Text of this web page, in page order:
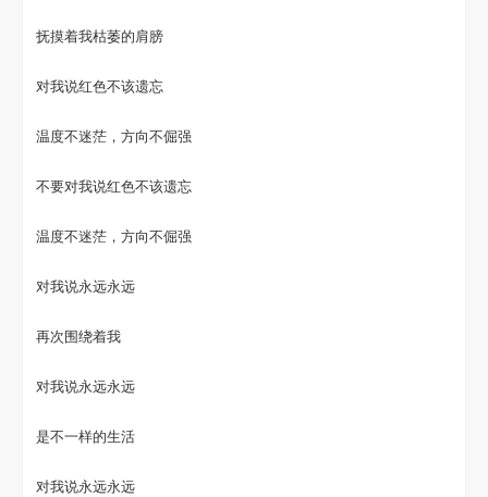
抚摸着我枯萎的肩膀
对我说红色不该遗忘
温度不迷茫，方向不倔强
不要对我说红色不该遗忘
温度不迷茫，方向不倔强
对我说永远永远
再次围绕着我
对我说永远永远
是不一样的生活
对我说永远永远